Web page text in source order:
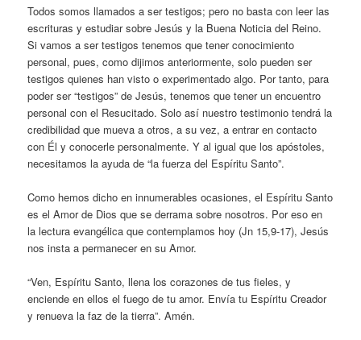
Todos somos llamados a ser testigos; pero no basta con leer las
escrituras y estudiar sobre Jesús y la Buena Noticia del Reino.
Si vamos a ser testigos tenemos que tener conocimiento
personal, pues, como dijimos anteriormente, solo pueden ser
testigos quienes han visto o experimentado algo. Por tanto, para
poder ser “testigos” de Jesús, tenemos que tener un encuentro
personal con el Resucitado. Solo así nuestro testimonio tendrá la
credibilidad que mueva a otros, a su vez, a entrar en contacto
con Él y conocerle personalmente. Y al igual que los apóstoles,
necesitamos la ayuda de “la fuerza del Espíritu Santo”.
Como hemos dicho en innumerables ocasiones, el Espíritu Santo
es el Amor de Dios que se derrama sobre nosotros. Por eso en
la lectura evangélica que contemplamos hoy (Jn 15,9-17), Jesús
nos insta a permanecer en su Amor.
“Ven, Espíritu Santo, llena los corazones de tus fieles, y
enciende en ellos el fuego de tu amor. Envía tu Espíritu Creador
y renueva la faz de la tierra”. Amén.